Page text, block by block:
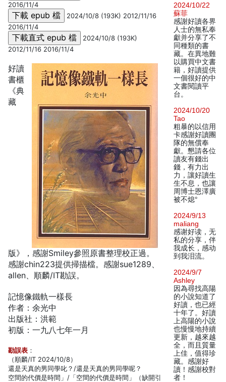
2016/11/4
2024/10/8 (193K) 2012/11/16
2016/11/4
2024/10/8 (193K)
2012/11/16 2016/11/4
好讀
書櫃
《典
藏
版》，感謝Smiley參照原書整理校正過。
感謝chin223提供掃描檔。感謝sue1289、
allen、順麟/IT勘誤。
記憶像鐵軌一樣長
作者：余光中
出版社：洪範
初版：一九八七年一月
勘誤表 ：
（順麟/IT 2024/10/8）
還是天真的男同學叱？/還是天真的男同學呢？
空間的代價是時間」/「空間的代價是時間」（缺開引
2024/10/22
蘇菲
感謝好讀各界
人士的無私奉
獻并分享了不
同種類的書
藏。在異地難
以購買中文書
籍，好讀提供
一個很好的中
文書閱讀平
台。
2024/10/20
Tao
粗暴的以信用
卡感謝好讀團
隊的無償奉
獻。懇請各位
讀友有錢出
錢，有力出
力，讓好讀生
生不息，也讓
周博士恩澤廣
被不熄°
2024/9/13
maliang
感谢好读，无
私的分享，伴
我成长，感动
到我泪流。
2024/9/7
Ashley
因為尋找高陽
的小說知道了
好讀，也已經
十年了。好讀
上高陽的小說
也慢慢地持續
更新，越來越
全，而且質量
上佳，值得珍
藏。感謝好
讀！感謝校對
者！